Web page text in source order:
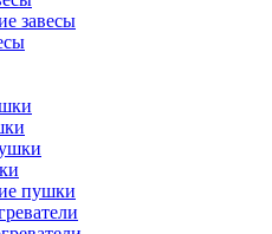
завесы
пушки